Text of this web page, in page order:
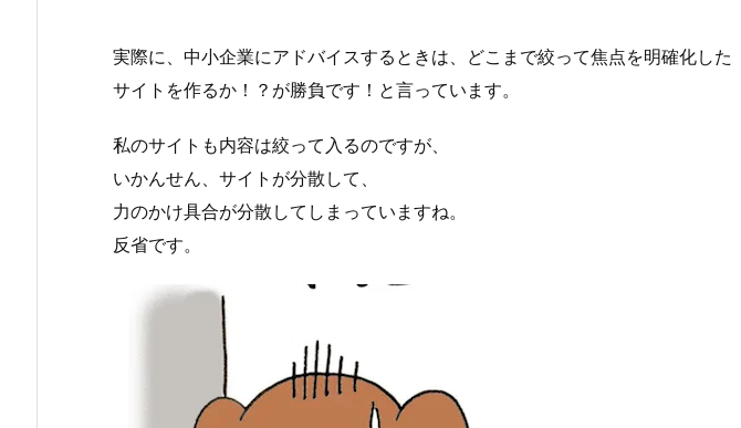
実際に、中小企業にアドバイスするときは、どこまで絞って焦点を明確化した
サイトを作るか！？が勝負です！と言っています。
私のサイトも内容は絞って入るのですが、
いかんせん、サイトが分散して、
力のかけ具合が分散してしまっていますね。
反省です。